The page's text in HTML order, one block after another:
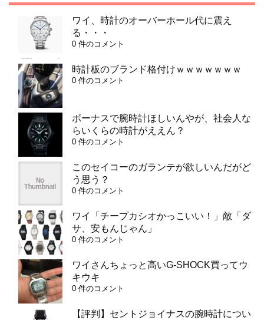
ワイ、時計のオーバーホール代に震え
る・・・
0 件のコメント
時計板のブランド格付けｗｗｗｗｗｗｗ
0 件のコメント
ボーナスで腕時計ほしいんやが、社会人な
らいくらの時計がええん？
0 件のコメント
このセイコーのガランテが欲しいんだがど
う思う？
0 件のコメント
ワイ「チープカシオかっこいい！」敵「ダ
サ、安もんじゃん」
0 件のコメント
ワイさんちょっと高いG-SHOCK買ってウ
キウキ
0 件のコメント
【評判】セントジョイナスの腕時計につい